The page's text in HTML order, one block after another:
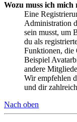
Wozu muss ich mich
Eine
Administration
sein musst, um
du als
Funktionen, die
Beispiel
andere
Wir empfehlen
und dir
Nach oben